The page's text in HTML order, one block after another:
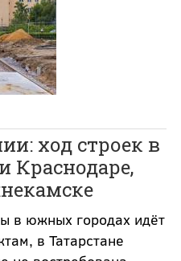
ход строек в
Краснодаре,
в южных городах идёт
в Татарстане